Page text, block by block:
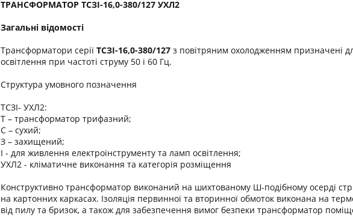
ТРАНСФОРМАТОР ТСЗІ-16,0-380/127 УХЛ2
Загальні відомості
Трансформатори серії ТСЗІ-16,0-380/127 з повітряним охолодженням призначені
освітлення при частоті струму 50 і 60 Гц.
Структура умовного позначення
ТСЗІ- УХЛ2:
Т – трансформатор трифазний;
С – сухий;
З – захищений;
І - для живлення електроінструменту та ламп освітлення;
УХЛ2 - кліматичне виконання та категорія розміщення
Конструктивно трансформатор виконаний на шихтованому Ш-подібному осерді
на картонних каркасах. Ізоляція первинної та вторинної обмоток виконана на
від пилу та бризок, а також для забезпечення вимог безпеки трансформатор